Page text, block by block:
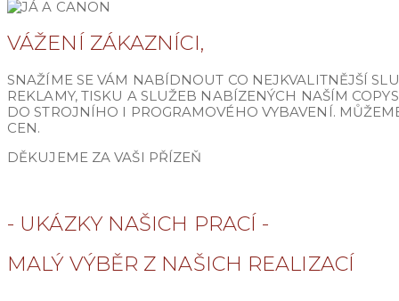
VÁŽENÍ ZÁKAZNÍCI,
SNAŽÍME SE VÁM NABÍDNOUT CO NEJKVALITNĚJŠÍ
REKLAMY, TISKU A SLUŽEB NABÍZENÝCH NAŠÍM
DO STROJNÍHO I PROGRAMOVÉHO VYBAVENÍ.
CEN.
DĚKUJEME ZA VAŠI PŘÍZEŇ
- UKÁZKY NAŠICH PRACÍ -
MALÝ VÝBĚR Z NAŠICH REALIZACÍ